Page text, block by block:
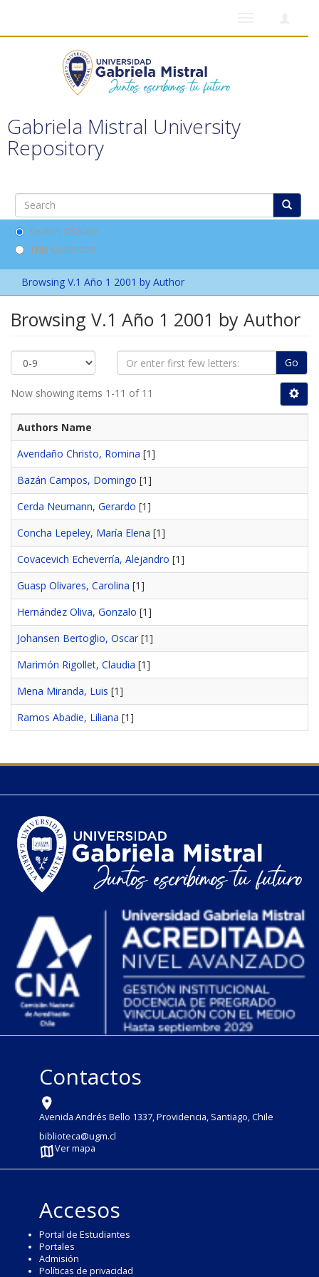
Gabriela Mistral University
Repository
Search DSpace
This Collection
Browsing V.1 Año 1 2001 by Author
Browsing V.1 Año 1 2001 by Author
Go
Now showing items 1-11 of 11
Authors Name
Avendaño Christo, Romina [1]
Bazán Campos, Domingo [1]
Cerda Neumann, Gerardo [1]
Concha Lepeley, María Elena [1]
Covacevich Echeverría, Alejandro [1]
Guasp Olivares, Carolina [1]
Hernández Oliva, Gonzalo [1]
Johansen Bertoglio, Oscar[1]
Marimón Rigollet, Claudia [1]
Mena Miranda, Luis [1]
Ramos Abadie, Liliana [1]
Contactos
Avenida Andrés Bello 1337, Providencia, Santiago, Chile
biblioteca@ugm.cl
Ver mapa
Accesos
Portal de Estudiantes
Portales
Admisión
Políticas de privacidad